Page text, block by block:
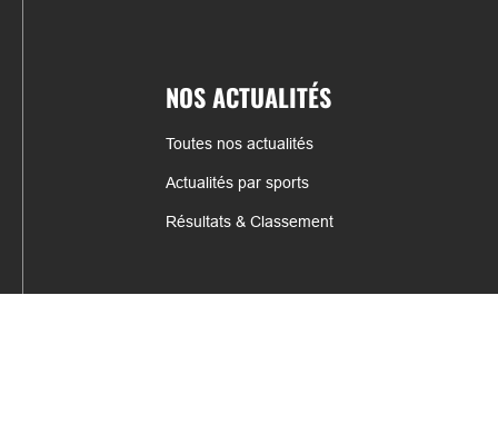
NOS ACTUALITÉS
Toutes nos actualités
Actualités par sports
Résultats & Classement